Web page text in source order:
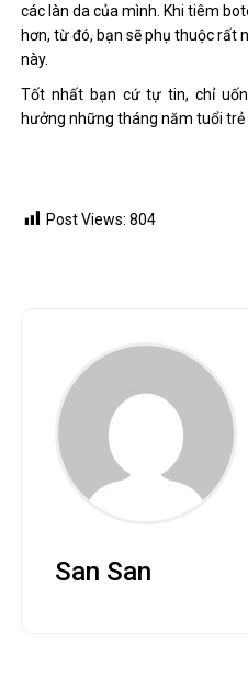
các làn da của mình. Khi tiêm
hơn, từ đó, bạn sẽ phụ thuộc rất
này.
Tốt nhất bạn cứ tự tin, chỉ
hưởng những tháng năm tuổi trẻ
Post Views: 804
San San